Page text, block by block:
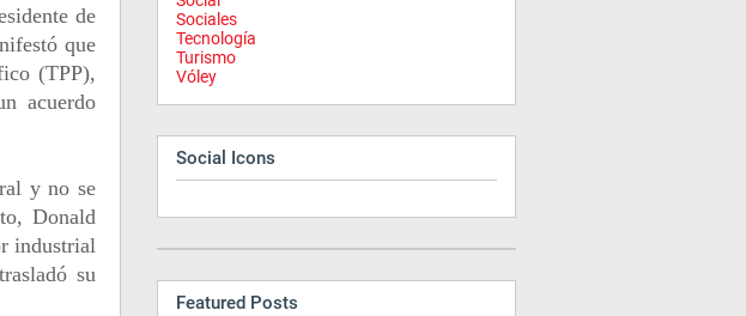
de
que
(TPP),
acuerdo
y no se
Donald
industrial
su
Sociales
Tecnología
Turismo
Vóley
Social Icons
Featured Posts